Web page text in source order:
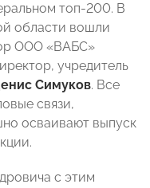
топ-200. В
области вошли
ООО «ВАБС»
учредитель
Симуков. Все
связи,
осваивают выпуск
с этим